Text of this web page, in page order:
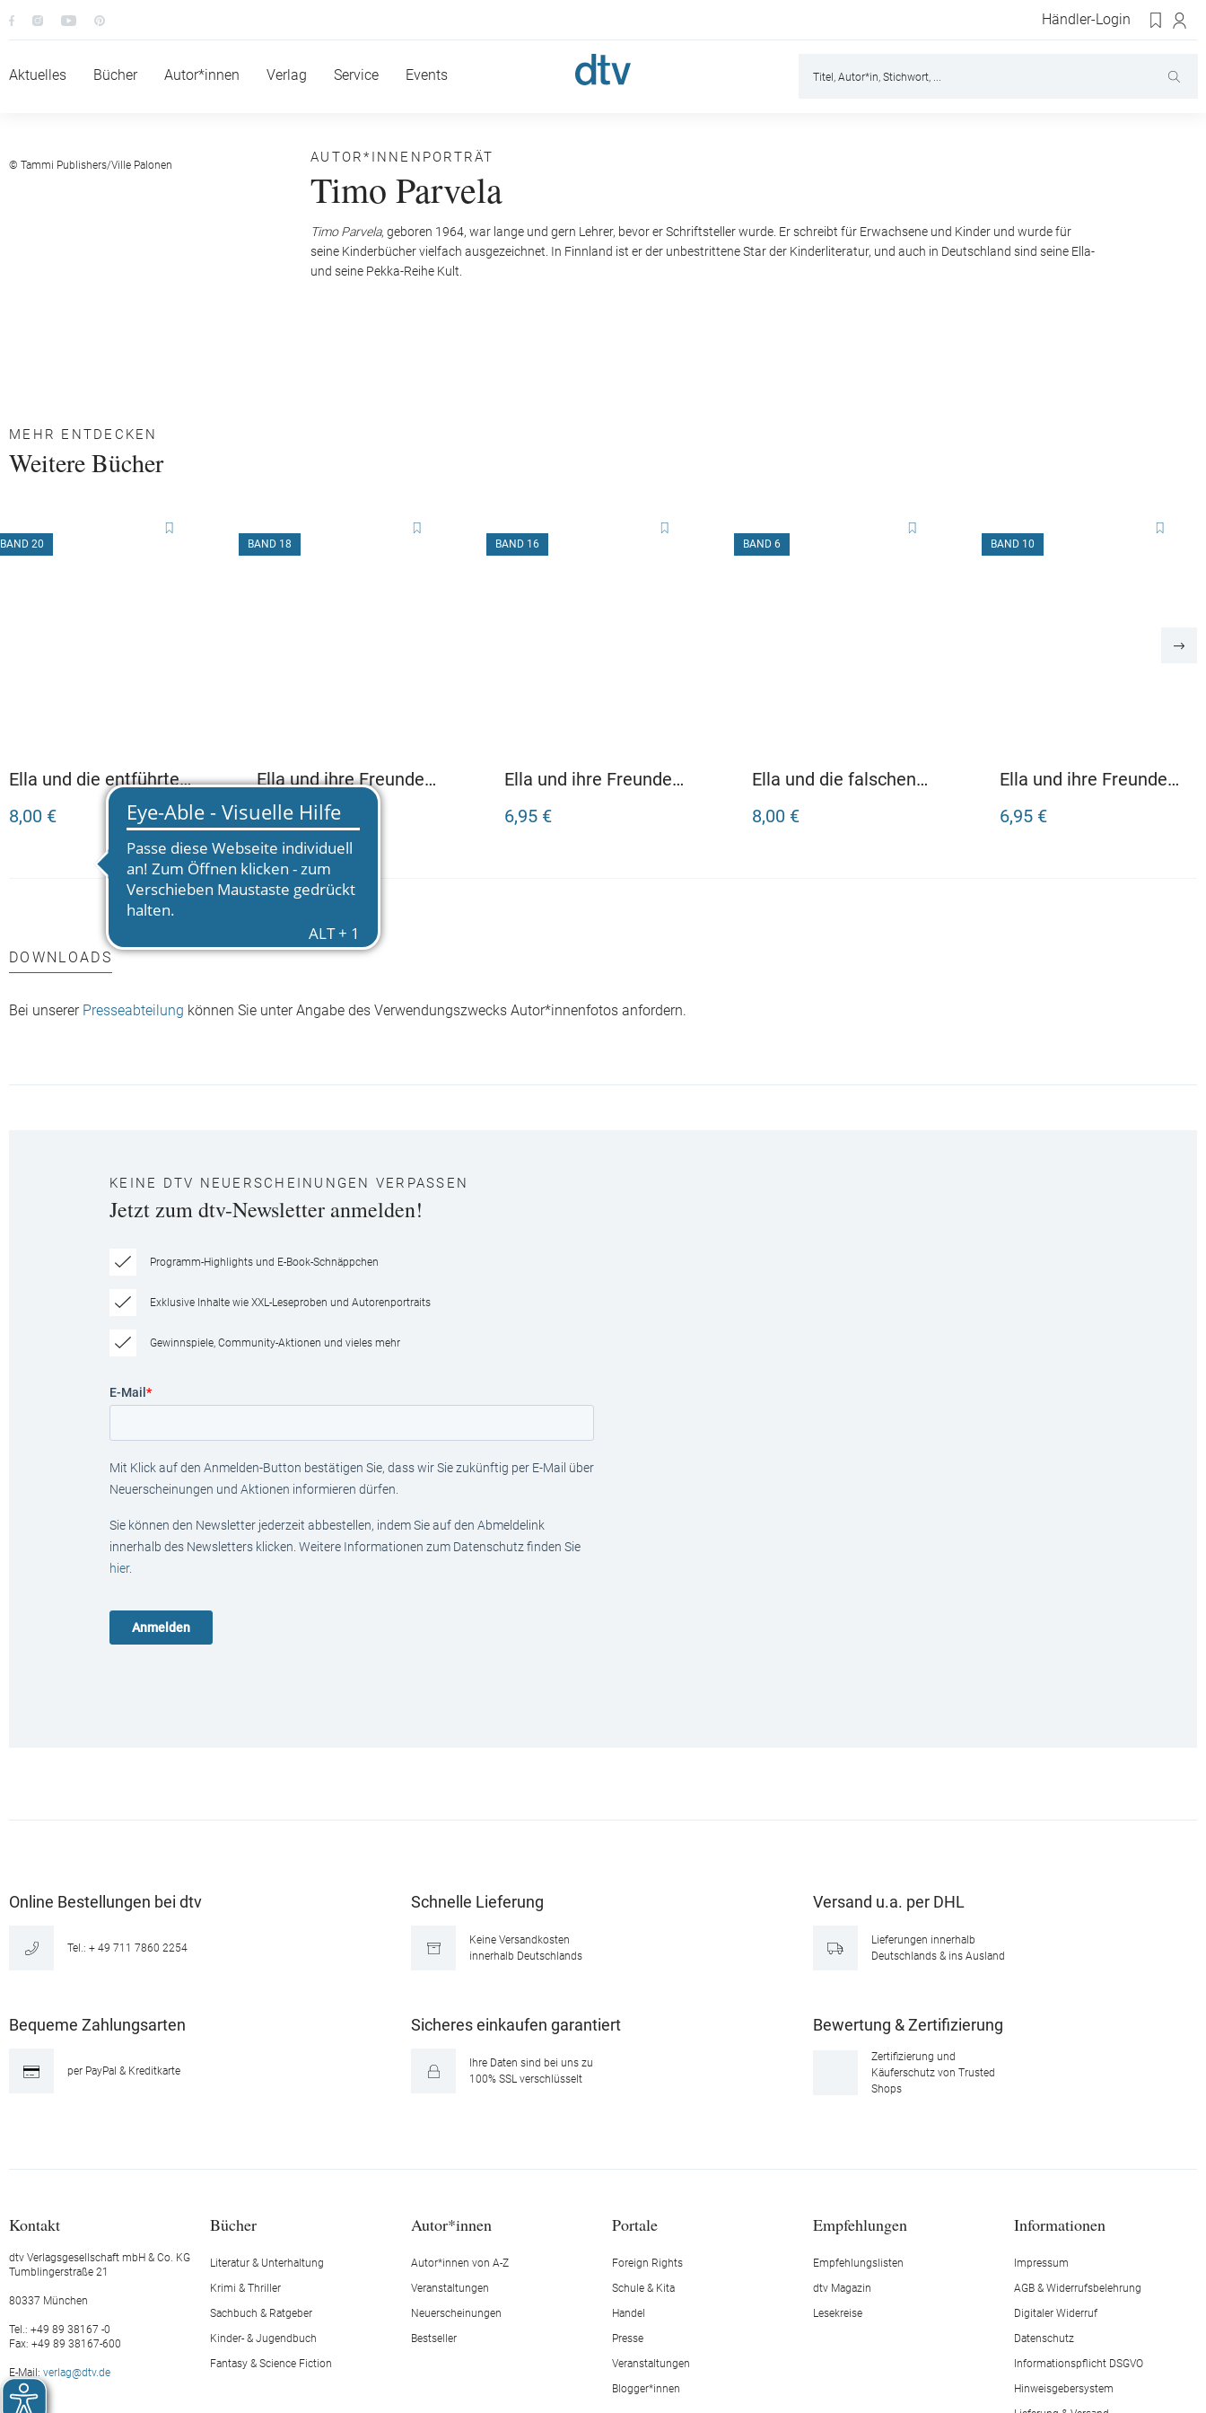
Händler-Login
Aktuelles Bücher Autor*innen Verlag Service Events
© Tammi Publishers/Ville Palonen AUTOR*INNENPORTRÄT
Timo Parvela
Timo Parvela, geboren 1964, war lange und gern Lehrer, bevor er Schriftsteller wurde. Er schreibt für Erwachsene und Kinder und wurde für
seine Kinderbücher vielfach ausgezeichnet. In Finnland ist er der unbestrittene Star der Kinderliteratur, und auch in Deutschland sind seine Ella-
und seine Pekka-Reihe Kult.
MEHR ENTDECKEN
Weitere Bücher
BAND 20
Ella und die entführten
8,00 €
BAND 18
Ella und ihre Freunde
retten die Schule
8,00 €
BAND 16
Ella und ihre Freunde
6,95 €
BAND 6
Ella und die falschen
8,00 €
BAND 10
Ella und ihre Freunde
6,95 €
DOWNLOADS
Bei unserer Presseabteilung können Sie unter Angabe des Verwendungszwecks Autor*innenfotos anfordern.
KEINE DTV NEUERSCHEINUNGEN VERPASSEN
Jetzt zum dtv-Newsletter anmelden!
Programm-Highlights und E-Book-Schnäppchen
Exklusive Inhalte wie XXL-Leseproben und Autorenportraits
Gewinnspiele, Community-Aktionen und vieles mehr
E-Mail *
Mit Klick auf den Anmelden-Button bestätigen Sie, dass wir Sie zukünftig per E-Mail über
Neuerscheinungen und Aktionen informieren dürfen.
Sie können den Newsletter jederzeit abbestellen, indem Sie auf den Abmeldelink
innerhalb des Newsletters klicken. Weitere Informationen zum Datenschutz finden Sie
hier.
Online Bestellungen bei dtv
Tel.: + 49 711 7860 2254
Schnelle Lieferung
Keine Versandkosten
innerhalb Deutschlands
Versand u.a. per DHL
Lieferungen innerhalb
Deutschlands & ins Ausland
Bequeme Zahlungsarten
per PayPal & Kreditkarte
Sicheres einkaufen garantiert
Ihre Daten sind bei uns zu
100% SSL verschlüsselt
Bewertung & Zertifizierung
Zertifizierung und
Käuferschutz von Trusted
Shops
Kontakt
dtv Verlagsgesellschaft mbH & Co. KG
Tumblingerstraße 21
80337 München
Tel.: +49 89 38167 -0
Fax: +49 89 38167-600
E-Mail: verlag@dtv.de
Bücher
Literatur & Unterhaltung
Krimi & Thriller
Sachbuch & Ratgeber
Kinder- & Jugendbuch
Fantasy & Science Fiction
Autor*innen
Autor*innen von A-Z
Veranstaltungen
Neuerscheinungen
Bestseller
Portale
Foreign Rights
Schule & Kita
Handel
Presse
Veranstaltungen
Blogger*innen
Empfehlungen
Empfehlungslisten
dtv Magazin
Lesekreise
Informationen
Impressum
AGB & Widerrufsbelehrung
Digitaler Widerruf
Datenschutz
Informationspflicht DSGVO
Hinweisgebersystem